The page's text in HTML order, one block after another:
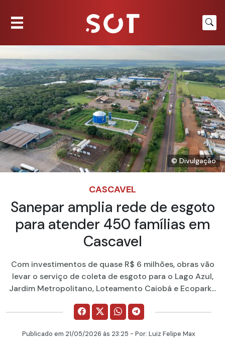
© Divulgação
CASCAVEL
Sanepar amplia rede de esgoto
para atender 450 famílias em
Cascavel
Com investimentos de quase R$ 6 milhões, obras vão
levar o serviço de coleta de esgoto para o Lago Azul,
Jardim Metropolitano, Loteamento Caiobá e Ecopark...
Publicado em 21/05/2026 às 23:25 - Por: Luiz Felipe Max